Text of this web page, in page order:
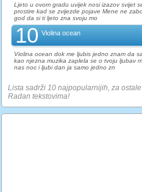
Ljeto u ovom gradu uvijek nosi izazov svijet
prostire kad se zvijezde pojave Mene ne
god da si ti ljeto zna svoju mo
10 Violina ocean
Violina ocean dok me ljubis jedno znam da
kao njezna muzika zaplela se o tvoju ljubav
nas noc i ljubi dan ja samo jedno zn
Lista sadrži 10 najpopularnijih, za
Radan tekstovima!